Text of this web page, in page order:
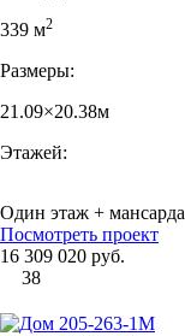
339 м2
Размеры:
21.09×20.38м
Этажей:
Один этаж + мансарда
Посмотреть проект
16 309 020 руб.
38